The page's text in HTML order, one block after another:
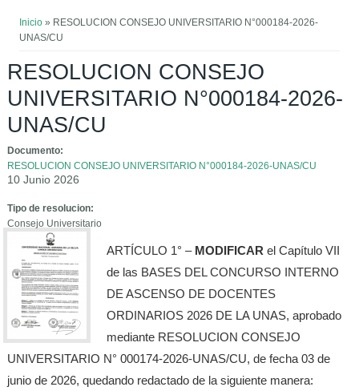
Inicio » RESOLUCION CONSEJO UNIVERSITARIO N°000184-2026-
UNAS/CU
RESOLUCION CONSEJO
UNIVERSITARIO N°000184-2026-
UNAS/CU
Documento:
RESOLUCION CONSEJO UNIVERSITARIO N°000184-2026-UNAS/CU
10 Junio 2026
Tipo de resolucion:
Consejo Universitario
ARTÍCULO 1° – MODIFICAR el Capítulo VII
de las BASES DEL CONCURSO INTERNO
DE ASCENSO DE DOCENTES
ORDINARIOS 2026 DE LA UNAS, aprobado
mediante RESOLUCION CONSEJO
UNIVERSITARIO N° 000174-2026-UNAS/CU, de fecha 03 de
junio de 2026, quedando redactado de la siguiente manera: